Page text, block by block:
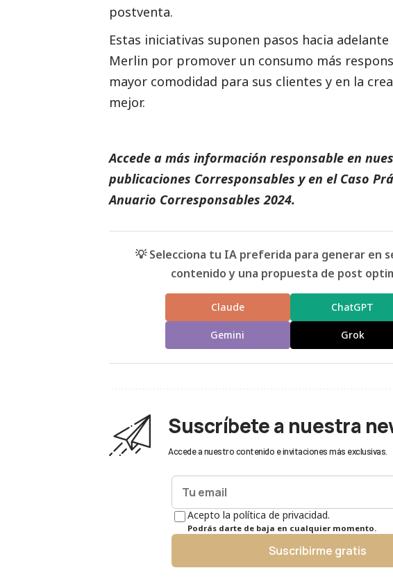
postventa.
Estas iniciativas suponen pasos hacia adelante
Merlin por promover un consumo más
mayor comodidad para sus clientes y en la
mejor.
Accede a más información responsable en
publicaciones Corresponsables y en el Caso
Anuario Corresponsables 2024.
💡 Selecciona tu IA preferida para generar en
contenido y una propuesta de post
Claude ChatGPT
Gemini Grok
Suscríbete a nuestra
Accede a nuestro contenido e invitaciones más exclusivas.
Acepto la política de privacidad.
Podrás darte de baja en cualquier momento.
Suscribirme gratis